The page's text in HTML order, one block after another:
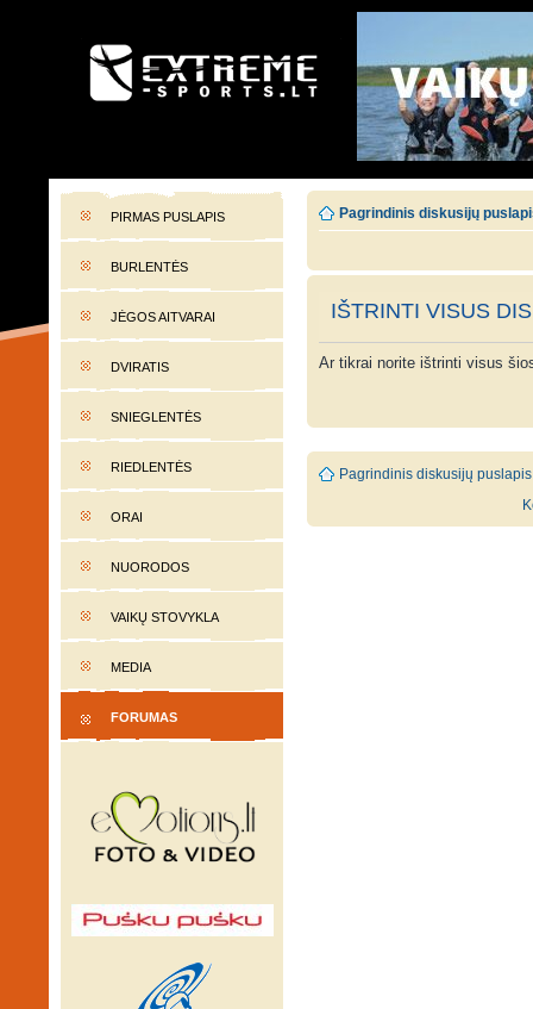
EXTREME-SPORTS.LT
PIRMAS PUSLAPIS
BURLENTĖS
JĖGOS AITVARAI
DVIRATIS
SNIEGLENTĖS
RIEDLENTĖS
ORAI
NUORODOS
VAIKŲ STOVYKLA
MEDIA
FORUMAS
Pagrindinis diskusijų
IŠTRINTI VISUS
Ar tikrai norite ištrinti visus
Pagrindinis diskusijų puslapis